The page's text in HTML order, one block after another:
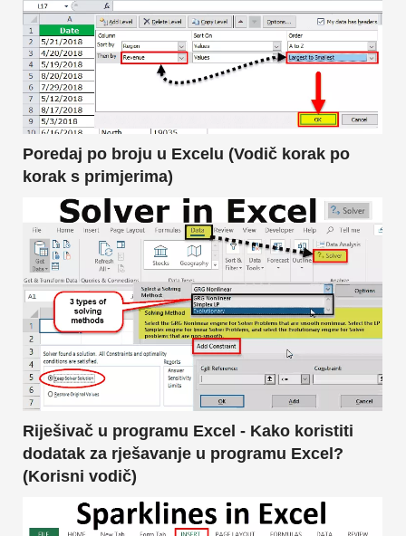
Poredaj po broju u Excelu (Vodič korak po
korak s primjerima)
Riješivač u programu Excel - Kako koristiti
dodatak za rješavanje u programu Excel?
(Korisni vodič)